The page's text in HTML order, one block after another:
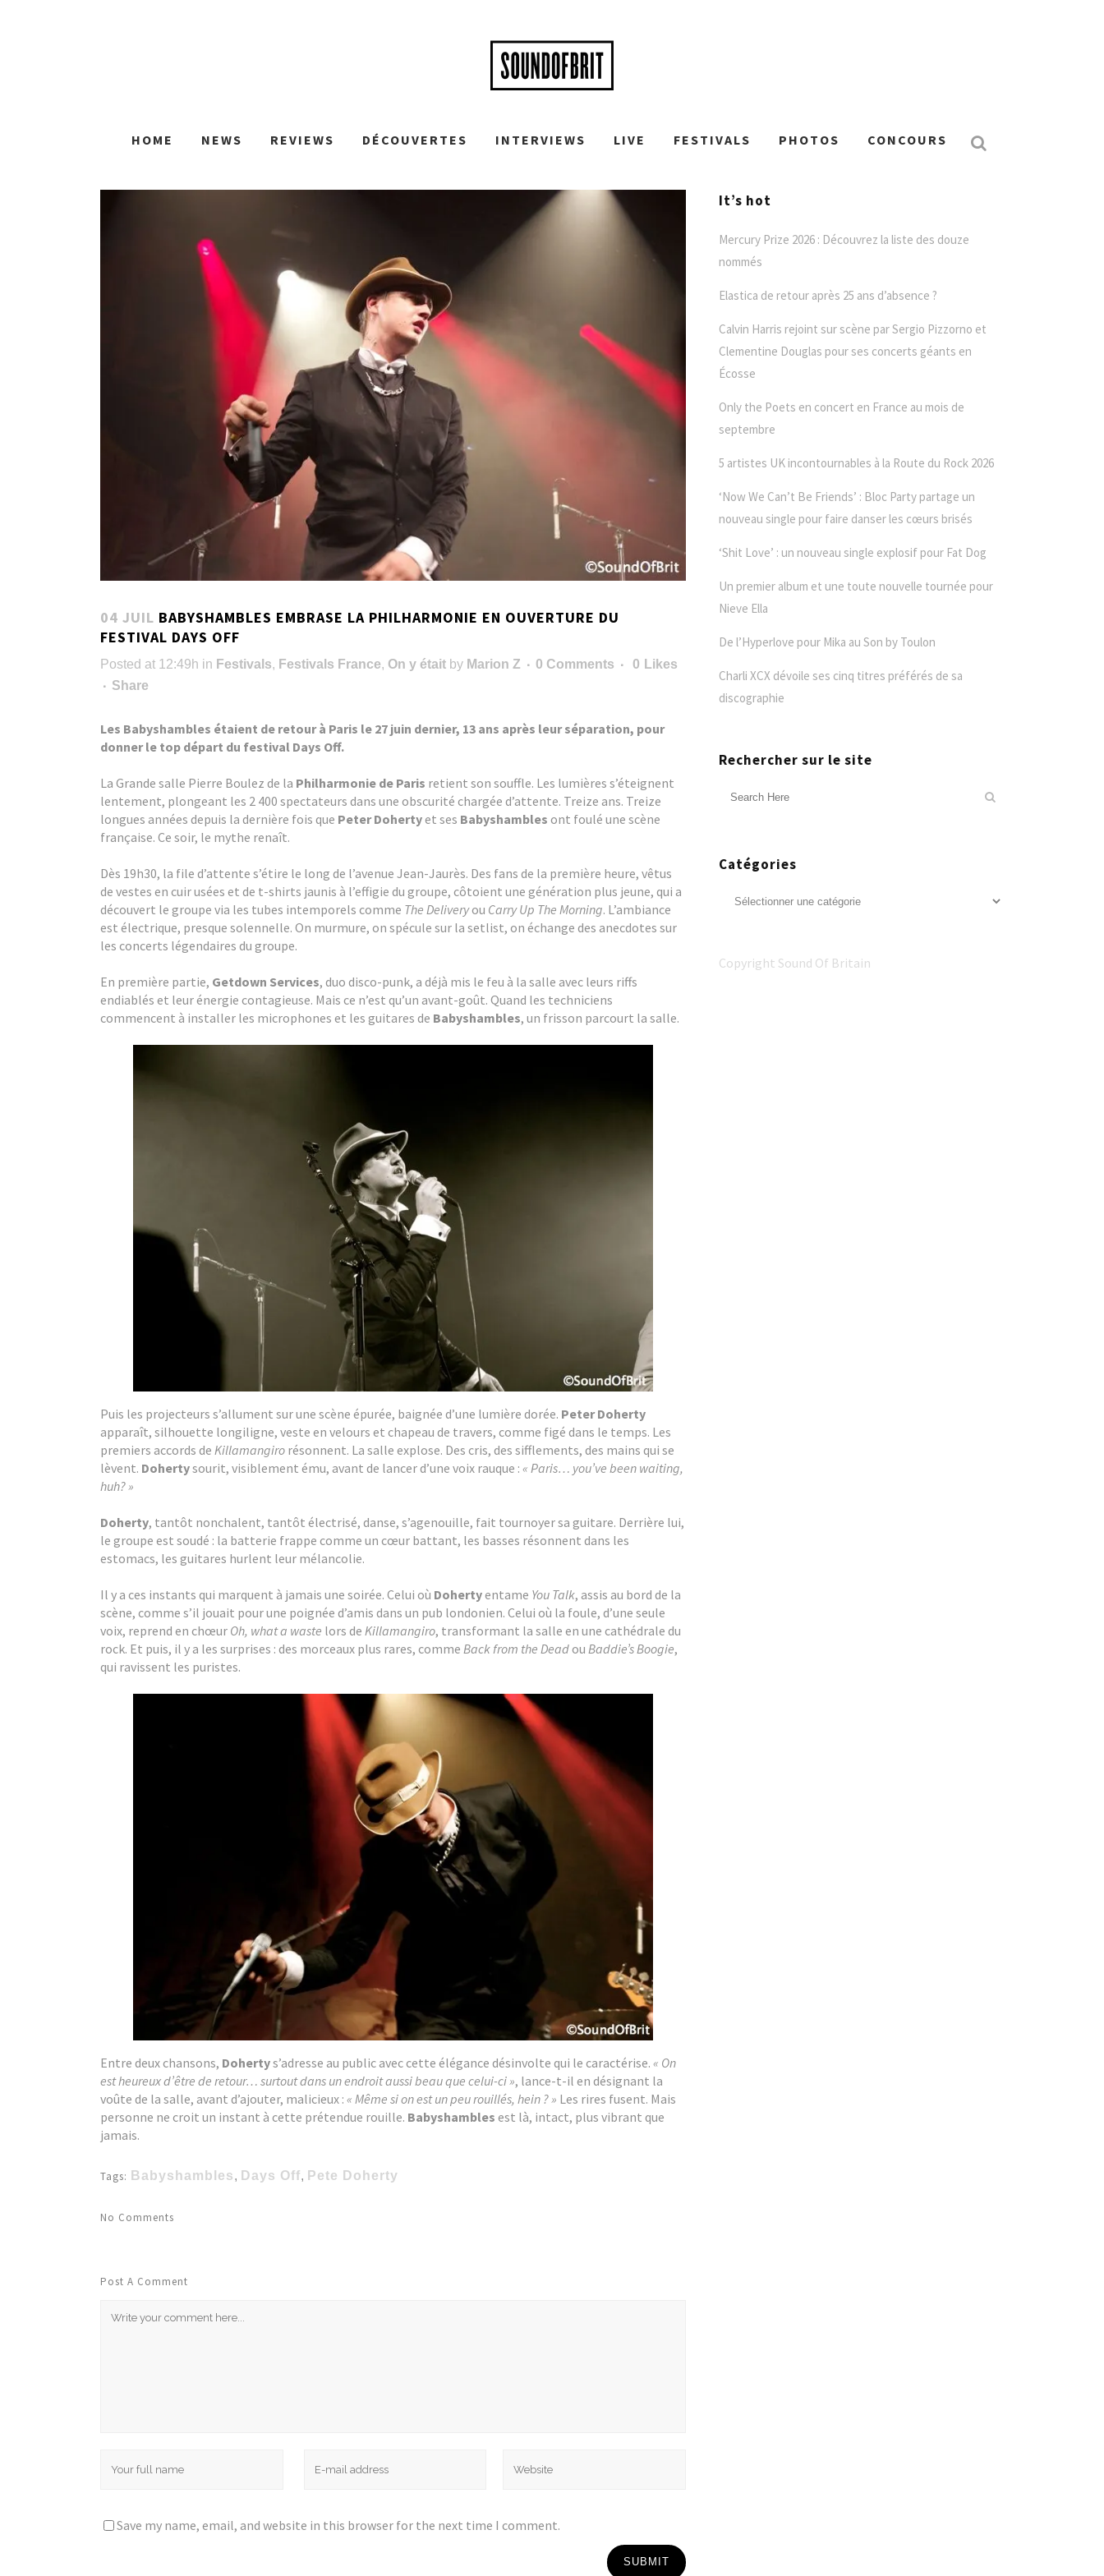
HOME NEWS REVIEWS DÉCOUVERTES INTERVIEWS LIVE FESTIVALS PHOTOS CONCOURS
04 JUIL BABYSHAMBLES EMBRASE LA PHILHARMONIE EN OUVERTURE DU
FESTIVAL DAYS OFF
Posted at 12:49h in Festivals, Festivals France, On y était by Marion Z 0 Comments 0 Likes
Share
Les Babyshambles étaient de retour à Paris le 27 juin dernier, 13 ans après leur séparation, pour
donner le top départ du festival Days Off.
La Grande salle Pierre Boulez de la Philharmonie de Paris retient son souffle. Les lumières s’éteignent
lentement, plongeant les 2 400 spectateurs dans une obscurité chargée d’attente. Treize ans. Treize
longues années depuis la dernière fois que Peter Dohertyet ses Babyshambles ont foulé une scène
française. Ce soir, le mythe renaît.
Dès 19h30, la file d’attente s’étire le long de l’avenue Jean-Jaurès. Des fans de la première heure, vêtus
de vestes en cuir usées et de t-shirts jaunis à l’effigie du groupe, côtoient une génération plus jeune, qui a
découvert le groupe via les tubes intemporels comme The Deliveryou Carry Up The Morning. L’ambiance
est électrique, presque solennelle. On murmure, on spécule sur la setlist, on échange des anecdotes sur
les concerts légendaires du groupe.
En première partie, Getdown Services, duo disco-punk, a déjà mis le feu à la salle avec leurs riffs
endiablés et leur énergie contagieuse. Mais ce n’est qu’un avant-goût. Quand les techniciens
commencent à installer les microphones et les guitares de Babyshambles, un frisson parcourt la salle.
Puis les projecteurs s’allument sur une scène épurée, baignée d’une lumière dorée. Peter Doherty
apparaît, silhouette longiligne, veste en velours et chapeau de travers, comme figé dans le temps. Les
premiers accords de Killamangiro résonnent. La salle explose. Des cris, des sifflements, des mains qui se
lèvent. Dohertysourit, visiblement ému, avant de lancer d’une voix rauque : « Paris… you’ve been waiting,
huh? »
Doherty, tantôt nonchalent, tantôt électrisé, danse, s’agenouille, fait tournoyer sa guitare. Derrière lui,
le groupe est soudé : la batterie frappe comme un cœur battant, les basses résonnent dans les
estomacs, les guitares hurlent leur mélancolie.
Il y a ces instants qui marquent à jamais une soirée. Celui où Dohertyentame You Talk, assis au bord de la
scène, comme s’il jouait pour une poignée d’amis dans un pub londonien. Celui où la foule, d’une seule
voix, reprend en chœur Oh, what a waste lors de Killamangiro, transformant la salle en une cathédrale du
rock. Et puis, il y a les surprises : des morceaux plus rares, comme Back from the Deadou Baddie’s Boogie,
qui ravissent les puristes.
Entre deux chansons, Dohertys’adresse au public avec cette élégance désinvolte qui le caractérise. « On
est heureux d’être de retour… surtout dans un endroit aussi beau que celui-ci », lance-t-il en désignant la
voûte de la salle, avant d’ajouter, malicieux : « Même si on est un peu rouillés, hein ? » Les rires fusent. Mais
personne ne croit un instant à cette prétendue rouille. Babyshambles est là, intact, plus vibrant que
jamais.
Tags: Babyshambles, Days Off, Pete Doherty
No Comments
Post A Comment
Save my name, email, and website in this browser for the next time I comment.
It’s hot
Mercury Prize 2026 : Découvrez la liste des douze
nommés
Elastica de retour après 25 ans d’absence ?
Calvin Harris rejoint sur scène par Sergio Pizzorno et
Clementine Douglas pour ses concerts géants en
Écosse
Only the Poets en concert en France au mois de
septembre
5 artistes UK incontournables à la Route du Rock 2026
‘Now We Can’t Be Friends’ : Bloc Party partage un
nouveau single pour faire danser les cœurs brisés
‘Shit Love’ : un nouveau single explosif pour Fat Dog
Un premier album et une toute nouvelle tournée pour
Nieve Ella
De l’Hyperlove pour Mika au Son by Toulon
Charli XCX dévoile ses cinq titres préférés de sa
discographie
Rechercher sur le site
Catégories
Catégories
Copyright Sound Of Britain